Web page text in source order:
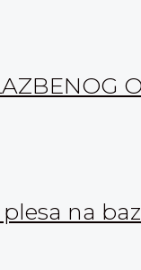
na